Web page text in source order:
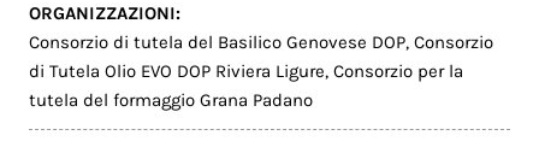
ORGANIZZAZIONI:
Consorzio di tutela del Basilico Genovese DOP,Consorzio
di Tutela Olio EVO DOP Riviera Ligure,Consorzio per la
tutela del formaggio Grana Padano